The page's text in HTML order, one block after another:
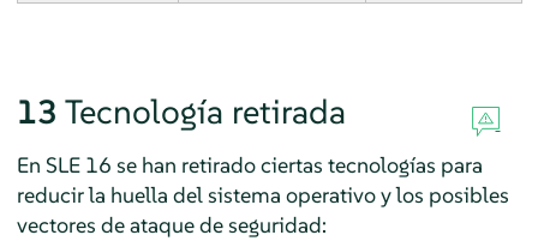
13 Tecnología retirada
En SLE 16 se han retirado ciertas tecnologías para
reducir la huella del sistema operativo y los posibles
vectores de ataque de seguridad: